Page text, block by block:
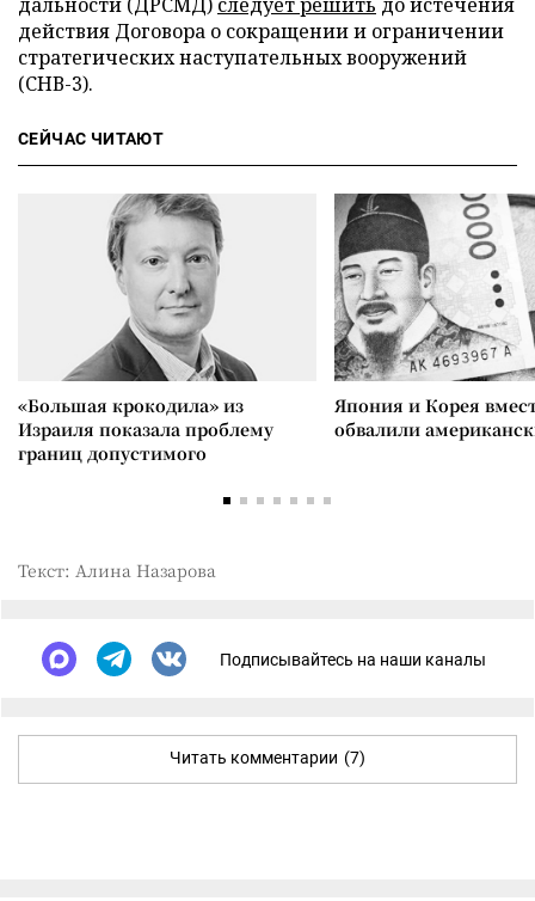
действия Договора о сокращении и ограничении
стратегических наступательных вооружений
(СНВ-3).
СЕЙЧАС ЧИТАЮТ
«Большая крокодила» из
Израиля показала проблему
границ допустимого
Япония и Корея
обвалили
Текст: Алина Назарова
Подписывайтесь на наши каналы
Читать комментарии (7)